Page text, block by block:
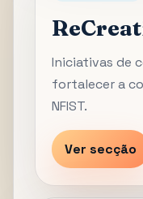
Iniciativas de
fortalecer a
NFIST.
Ver secção